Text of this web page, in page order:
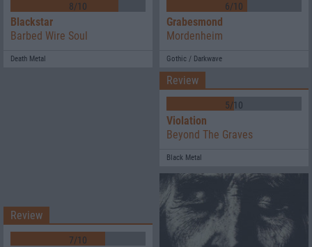
8/10
Blackstar
Barbed Wire Soul
Death Metal
6/10
Grabesmond
Mordenheim
Gothic / Darkwave
Review
7/10
Review
5/10
Violation
Beyond The Graves
Black Metal